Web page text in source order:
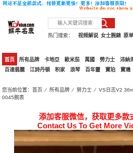
热门搜索： 原
女士腕錶
视频解说
首页 所有品牌 卡地亞 歐米茄 萬國 勞力士 沛納
百達翡麗
江詩丹頓 积家 浪琴 百年靈 寶珀 寶璣
您当前位置：首页 ⁄所有品牌 ⁄勞力士 ⁄ VS日志V2
0045腕表
添加客服微信，获取更多款
Contact Us To Get More